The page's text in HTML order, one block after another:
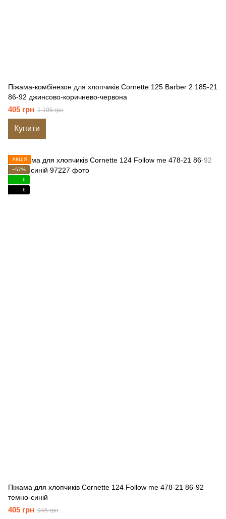
Піжама-комбінезон для хлопчиків Cornette 125 Barber 2 185-21
86-92 джинсово-коричнево-червона
405 грн 1 195 грн
Купити
АКЦІЯ
−57%
6
6
Піжама для хлопчиків Cornette 124 Follow me 478-21 86-92
темно-синій
405 грн 945 грн